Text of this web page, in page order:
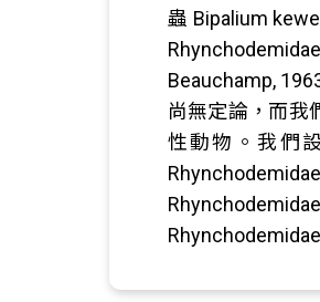
蟲 Bipalium
Beauchamp,
尚無定論，而我
性動物。我們